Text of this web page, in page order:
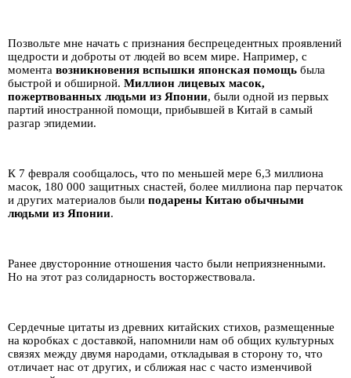
Позвольте мне начать с признания беспрецедентных проявлений
щедрости и доброты от людей во всем мире. Например, с
момента возникновения вспышки японская помощь была
быстрой и обширной. Миллион лицевых масок,
пожертвованных людьми из Японии, были одной из первых
партий иностранной помощи, прибывшей в Китай в самый
разгар эпидемии.
К 7 февраля сообщалось, что по меньшей мере 6,3 миллиона
масок, 180 000 защитных снастей, более миллиона пар перчаток
и других материалов были подарены Китаю обычными
людьми из Японии.
Ранее двусторонние отношения часто были неприязненными.
Но на этот раз солидарность восторжествовала.
Сердечные цитаты из древних китайских стихов, размещенные
на коробках с доставкой, напомнили нам об общих культурных
связях между двумя народами, откладывая в сторону то, что
отличает нас от других, и сближая нас с часто изменчивой